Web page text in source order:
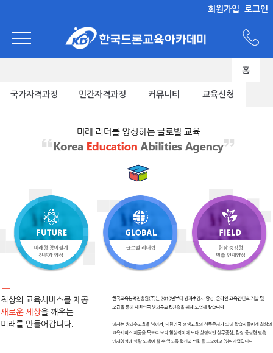
회원가입 로그인
홈
국가자격과정 민간자격과정 커뮤니티 교육신청